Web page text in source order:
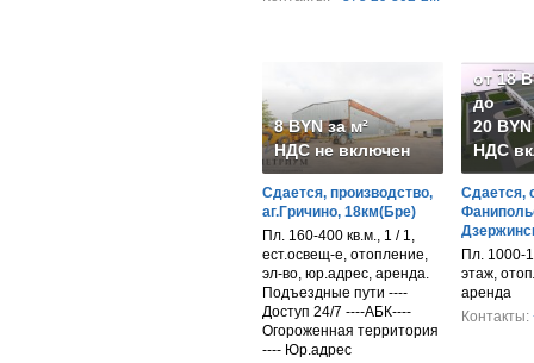
8 BYN за м²
НДС не включен
Сдается, производство,
аг.Гричино, 18км(Бре)
Пл. 160-400 кв.м., 1 / 1,
ест.освещ-е, отопление,
эл-во, юр.адрес, аренда.
Подъездные пути ----
Доступ 24/7 ----АБК----
Огороженная территория
---- Юр.адрес
от 18
до
20
НДС
Сдается,
Пл. 1000-
этаж,
аренда
Контакты: